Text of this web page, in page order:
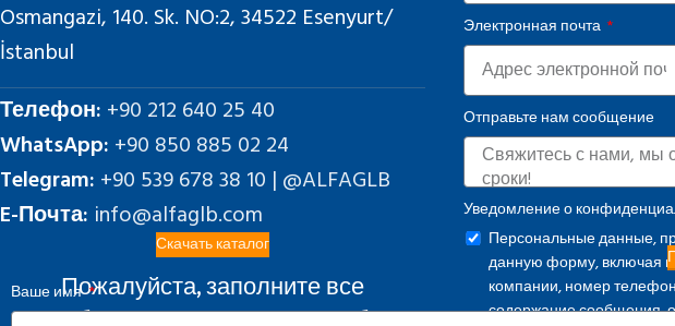
Osmangazi, 140. Sk. NO:2, 34522 Esenyurt/
İstanbul
Телефон: +90 212 640 25 40
WhatsApp: +90 850 885 02 24
Telegram: +90 539 678 38 10 | @ALFAGLB
E-Почта: info@alfaglb.com
Скачать каталог
Пожалуйста, заполните все
необходимые поля ниже, чтобы
Электронная почта
Отправьте нам сообщение
Уведомление о
Персональные данные,
данную форму, включая
компании, номер
содержание сообщения,
Ваше имя